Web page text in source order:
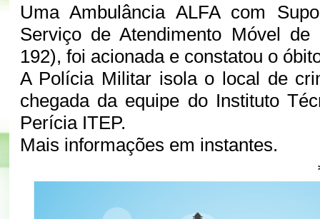
Uma Ambulância ALFA com
Serviço de Atendimento Móvel de
192), foi acionada e constatou o
A Polícia Militar isola o local de
chegada da equipe do Instituto
Perícia ITEP.
Mais informações em instantes.